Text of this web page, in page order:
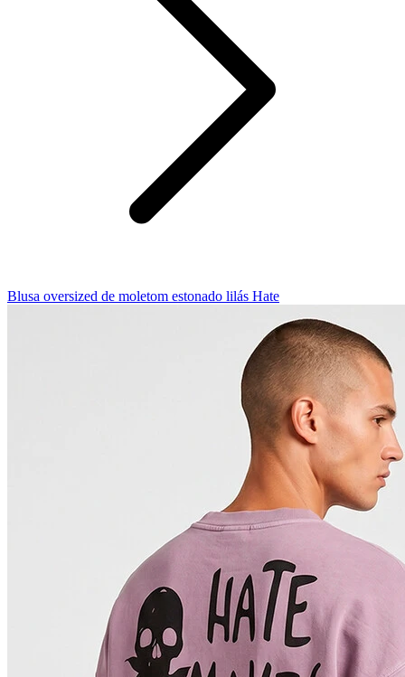
Blusa oversized de moletom estonado lilás Hate